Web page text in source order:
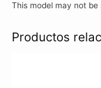
This model may not be
Productos